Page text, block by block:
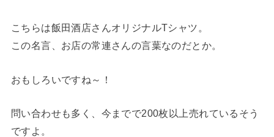
こちらは飯田酒店さんオリジナルTシャツ。
この名言、お店の常連さんの言葉なのだとか。
おもしろいですね～！
問い合わせも多く、今までで200枚以上売れているそう
ですよ。